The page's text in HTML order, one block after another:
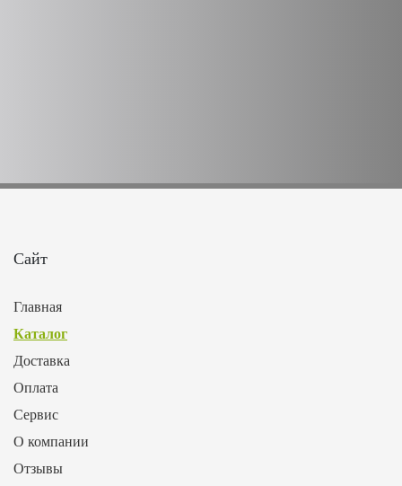
Сайт
Главная
Каталог
Доставка
Оплата
Сервис
О компании
Отзывы